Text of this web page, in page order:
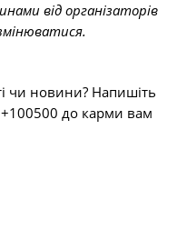
від організаторів
чи новини? Напишіть
+100500 до карми вам